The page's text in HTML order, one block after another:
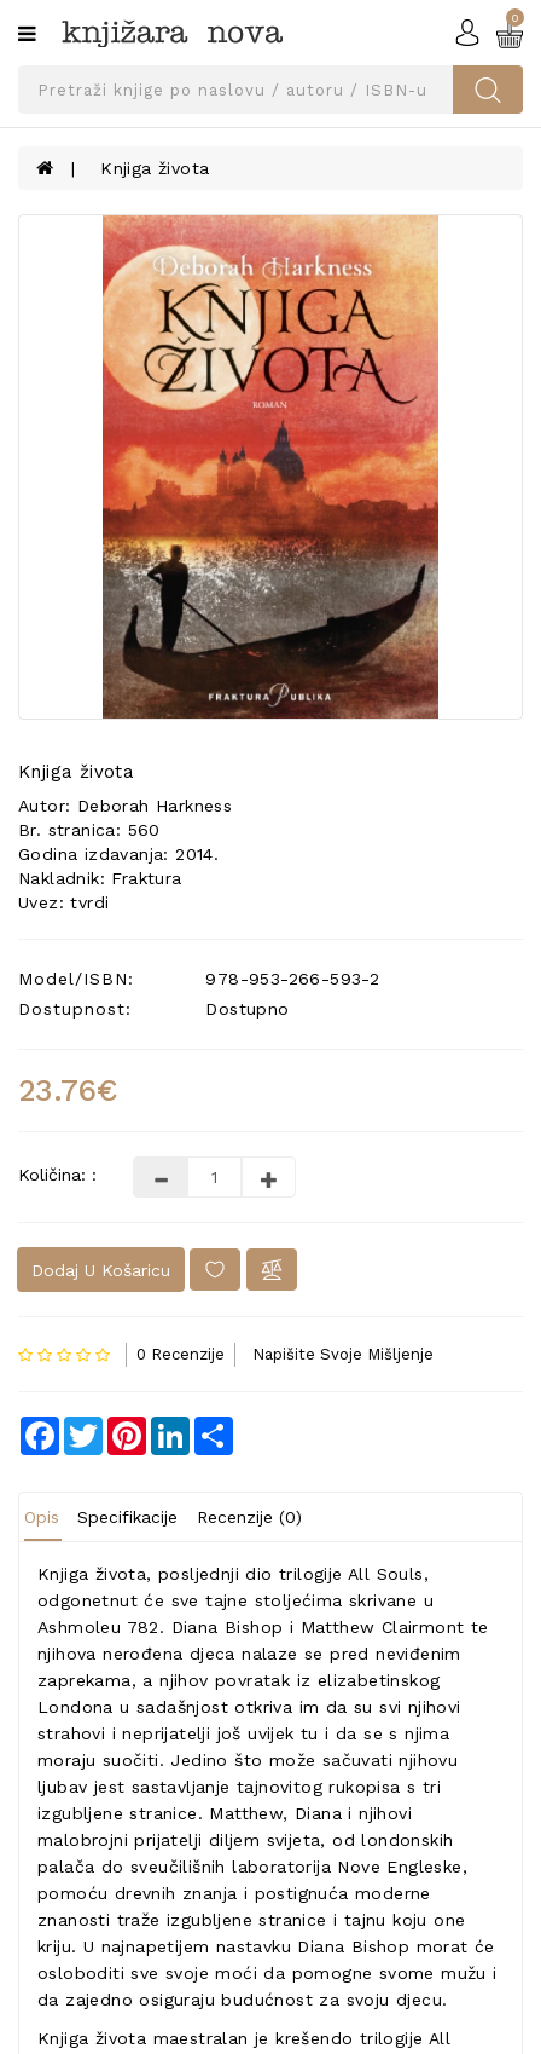
Kategorije
SVEUČILIŠNA
UDŽBENICI
KNJIGE
PRIBOR
UDŽBENIKE!
POSEBNA
0
Knjiga života
Knjiga života
Autor: Deborah Harkness
Br. stranica: 560
Godina izdavanja: 2014.
Nakladnik: Fraktura
Uvez: tvrdi
Model/ISBN:
978-953-266-593-2
Dostupnost:
Dostupno
23.76€
Količina: :
Dodaj U Košaricu
0 Recenzije Napišite Svoje Mišljenje
Facebook
TwitterPinterestLinkedIn
Opis Specifikacije Recenzije (0)
Knjiga života, posljednji dio trilogije All Souls,
odgonetnut će sve tajne stoljećima skrivane u
Ashmoleu 782. Diana Bishop i Matthew Clairmont te
njihova nerođena djeca nalaze se pred neviđenim
zaprekama, a njihov povratak iz elizabetinskog
Londona u sadašnjost otkriva im da su svi njihovi
strahovi i neprijatelji još uvijek tu i da se s njima
moraju suočiti. Jedino što može sačuvati njihovu
ljubav jest sastavljanje tajnovitog rukopisa s tri
izgubljene stranice. Matthew, Diana i njihovi
malobrojni prijatelji diljem svijeta, od londonskih
palača do sveučilišnih laboratorija Nove Engleske,
pomoću drevnih znanja i postignuća moderne
znanosti traže izgubljene stranice i tajnu koju one
kriju. U najnapetijem nastavku Diana Bishop morat će
osloboditi sve svoje moći da pomogne svome mužu i
da zajedno osiguraju budućnost za svoju djecu.
Knjiga života maestralan je krešendo trilogije All